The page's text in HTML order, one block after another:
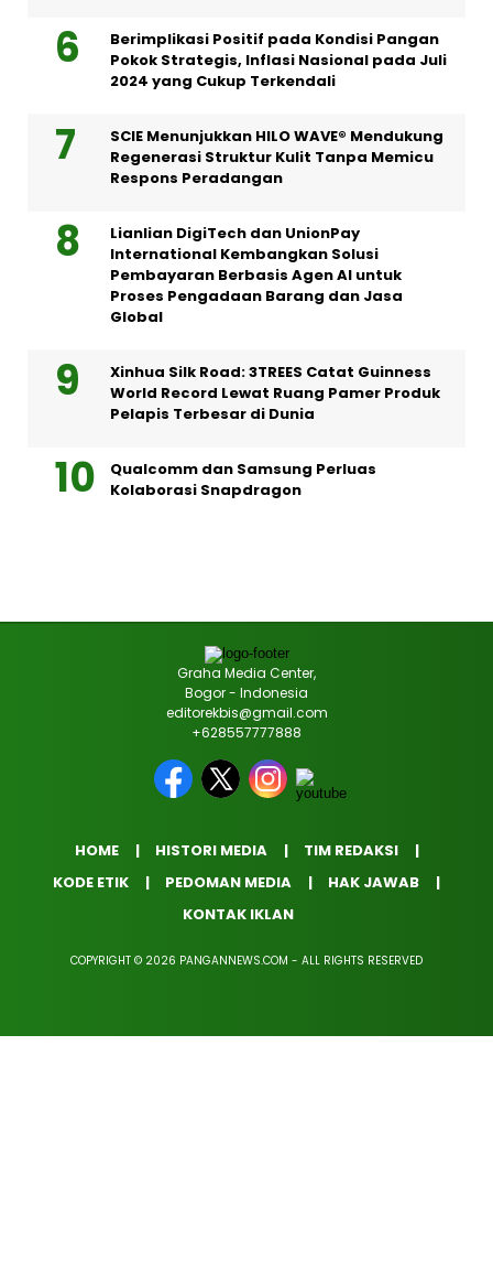
Berimplikasi Positif pada Kondisi Pangan
Pokok Strategis, Inflasi Nasional pada Juli
2024 yang Cukup Terkendali
SCIE Menunjukkan HILO WAVE® Mendukung
Regenerasi Struktur Kulit Tanpa Memicu
Respons Peradangan
Lianlian DigiTech dan UnionPay
International Kembangkan Solusi
Pembayaran Berbasis Agen AI untuk
Proses Pengadaan Barang dan Jasa
Global
Xinhua Silk Road: 3TREES Catat Guinness
World Record Lewat Ruang Pamer Produk
Pelapis Terbesar di Dunia
Qualcomm dan Samsung Perluas
Kolaborasi Snapdragon
Graha Media Center,
Bogor - Indonesia
editorekbis@gmail.com
+628557777888
HOME HISTORI MEDIA
TIM REDAKSI
KODE ETIK
PEDOMAN MEDIA
HAK JAWAB
KONTAK IKLAN
COPYRIGHT © 2026 PANGANNEWS.COM - ALL RIGHTS RESERVED